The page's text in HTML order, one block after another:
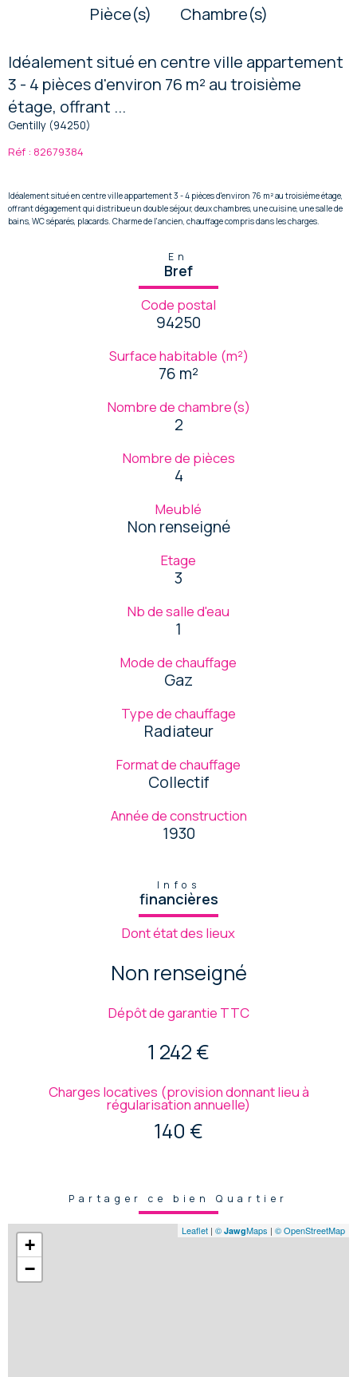
Pièce(s) Chambre(s)
Idéalement situé en centre ville appartement
3 - 4 pièces d'environ 76 m² au troisième
étage, offrant ...
Gentilly (94250)
Réf : 82679384
Idéalement situé en centre ville appartement 3 - 4 pièces d'environ 76 m² au troisième étage,
offrant dégagement qui distribue un double séjour, deux chambres, une cuisine, une salle de
bains, WC séparés, placards. Charme de l'ancien, chauffage compris dans les charges.
En
Bref
Code postal
94250
Surface habitable (m²)
76 m²
Nombre de chambre(s)
2
Nombre de pièces
4
Meublé
Non renseigné
Etage
3
Nb de salle d'eau
1
Mode de chauffage
Gaz
Type de chauffage
Radiateur
Format de chauffage
Collectif
Année de construction
1930
Infos
financières
Dont état des lieux
Non renseigné
Dépôt de garantie TTC
1 242 €
Charges locatives (provision donnant lieu à
régularisation annuelle)
140 €
Partager ce bien Quartier
+
−
Leaflet | © JawgMaps | © OpenStreetMap